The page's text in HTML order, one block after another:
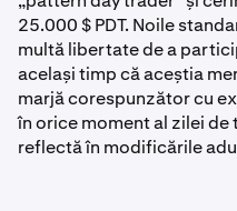
25.000 $ PDT. Noile
multă libertate de a
același timp că aceștia
marjă corespunzător cu
în orice moment al zilei
reflectă în modificările